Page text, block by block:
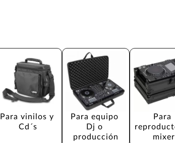
Para vinilos y
Cd´s
Para equipo
Dj o
producción
Para
mixer